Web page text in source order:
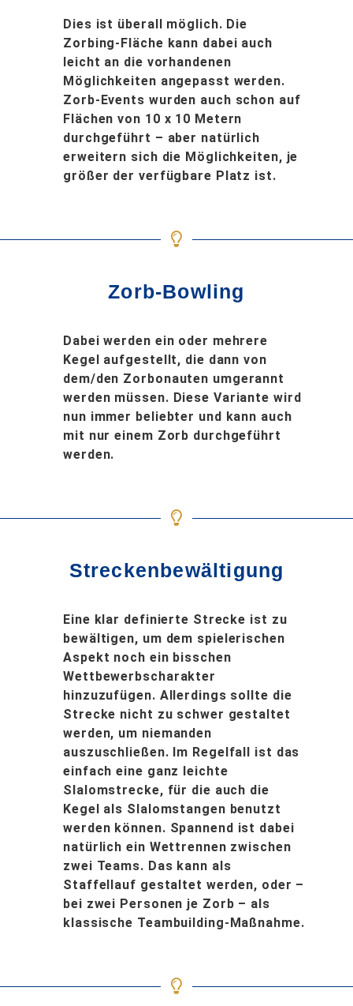
Dies ist überall möglich. Die
Zorbing-Fläche kann dabei auch
leicht an die vorhandenen
Möglichkeiten angepasst werden.
Zorb-Events wurden auch schon auf
Flächen von 10 x 10 Metern
durchgeführt – aber natürlich
erweitern sich die Möglichkeiten, je
größer der verfügbare Platz ist.
Zorb-Bowling
Dabei werden ein oder mehrere
Kegel aufgestellt, die dann von
dem/den Zorbonauten umgerannt
werden müssen. Diese Variante wird
nun immer beliebter und kann auch
mit nur einem Zorb durchgeführt
werden.
Streckenbewältigung
Eine klar definierte Strecke ist zu
bewältigen, um dem spielerischen
Aspekt noch ein bisschen
Wettbewerbscharakter
hinzuzufügen. Allerdings sollte die
Strecke nicht zu schwer gestaltet
werden, um niemanden
auszuschließen. Im Regelfall ist das
einfach eine ganz leichte
Slalomstrecke, für die auch die
Kegel als Slalomstangen benutzt
werden können. Spannend ist dabei
natürlich ein Wettrennen zwischen
zwei Teams. Das kann als
Staffellauf gestaltet werden, oder –
bei zwei Personen je Zorb – als
klassische Teambuilding-Maßnahme.